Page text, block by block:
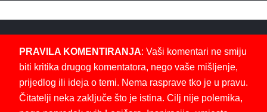
PRAVILA KOMENTIRANJA: Vaši komentari ne smiju
biti kritika drugog komentatora, nego vaše mišljenje,
prijedlog ili ideja o temi. Nema rasprave tko je u pravu.
Čitatelji neka zaključe što je istina. Cilj nije polemika,